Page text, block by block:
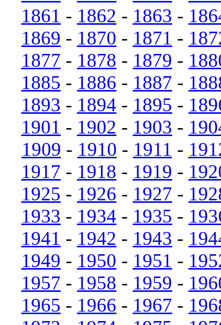
1861 - 1862 - 1863 -
1869 - 1870 - 1871 -
1877 - 1878 - 1879 -
1885 - 1886 - 1887 -
1893 - 1894 - 1895 -
1901 - 1902 - 1903 -
1909 - 1910 - 1911 -
1917 - 1918 - 1919 -
1925 - 1926 - 1927 -
1933 - 1934 - 1935 -
1941 - 1942 - 1943 -
1949 - 1950 - 1951 -
1957 - 1958 - 1959 -
1965 - 1966 - 1967 -